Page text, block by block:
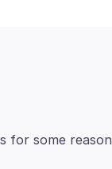
for some reason